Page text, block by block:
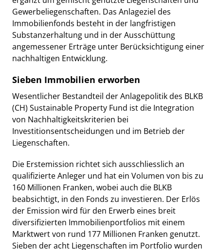
Gewerbeliegenschaften. Das Anlageziel des
Immobilienfonds besteht in der langfristigen
Substanzerhaltung und in der Ausschüttung
angemessener Erträge unter Berücksichtigung einer
nachhaltigen Entwicklung.
Sieben Immobilien erworben
Wesentlicher Bestandteil der Anlagepolitik des BLKB
(CH) Sustainable Property Fund ist die Integration
von Nachhaltigkeitskriterien bei
Investitionsentscheidungen und im Betrieb der
Liegenschaften.
Die Erstemission richtet sich ausschliesslich an
qualifizierte Anleger und hat ein Volumen von bis zu
160 Millionen Franken, wobei auch die BLKB
beabsichtigt, in den Fonds zu investieren. Der Erlös
der Emission wird für den Erwerb eines breit
diversifizierten Immobilienportfolios mit einem
Marktwert von rund 177 Millionen Franken genutzt.
Sieben der acht Liegenschaften im Portfolio wurden